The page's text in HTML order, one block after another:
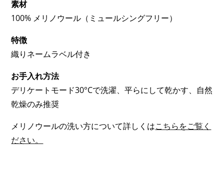
キ
ャ
ッ
プ
素材
100% メリノウール（ミュールシングフリー）
特徴
織りネームラベル付き
お手入れ方法
デリケートモード30°Cで洗濯、平らにして乾かす、自然
乾燥のみ推奨
メリノウールの洗い方について詳しくはこちらをご覧く
ださい。